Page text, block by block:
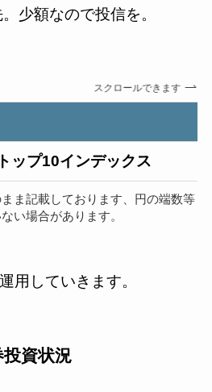
少額なので投信を。
スクロールできます
ップ10インデックス
ま記載しております、円の端数等
い場合があります。
用していきます。
資状況